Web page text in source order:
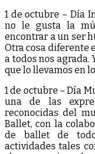
1 de octubre – Día
no le gusta la
encontrar a un ser
Otra cosa diferente
a todos nos agrada.
que lo llevamos en
1 de octubre – Día
una de las
reconocidas del
Ballet, con la
de ballet de
actividades tales